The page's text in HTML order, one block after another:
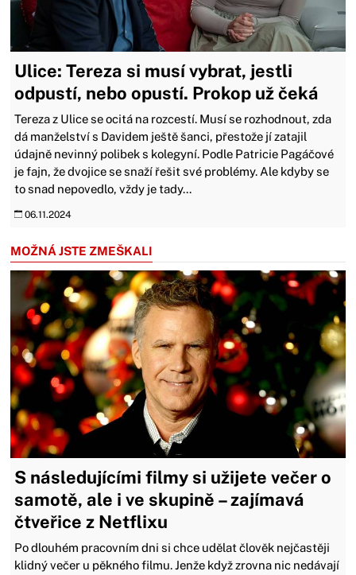
Ulice: Tereza si musí vybrat, jestli
odpustí, nebo opustí. Prokop už čeká
Tereza z Ulice se ocitá na rozcestí. Musí se rozhodnout, zda
dá manželství s Davidem ještě šanci, přestože jí zatajil
údajně nevinný polibek s kolegyní. Podle Patricie Pagáčové
je fajn, že dvojice se snaží řešit své problémy. Ale kdyby se
to snad nepovedlo, vždy je tady...
06.11.2024
MOŽNÁ JSTE ZMEŠKALI
S následujícími filmy si užijete večer o
samotě, ale i ve skupině – zajímavá
čtveřice z Netflixu
Po dlouhém pracovním dni si chce udělat člověk nejčastěji
klidný večer u pěkného filmu. Jenže když zrovna nic nedávají